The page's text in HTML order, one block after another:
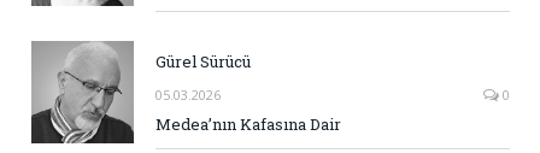
Gürel Sürücü
05.03.2026 0
Medea’nın Kafasına Dair